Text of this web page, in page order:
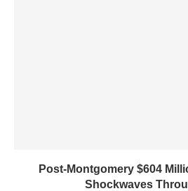
Post-Montgomery $604
Shockwaves